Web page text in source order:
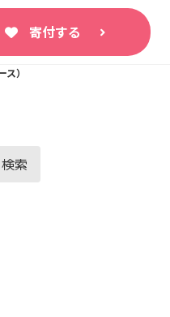
寄付する
）
検索